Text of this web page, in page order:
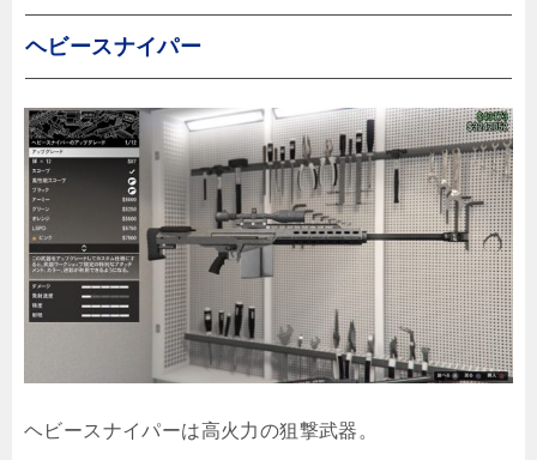
ヘビースナイパー
ヘビースナイパーは高火力の狙撃武器。